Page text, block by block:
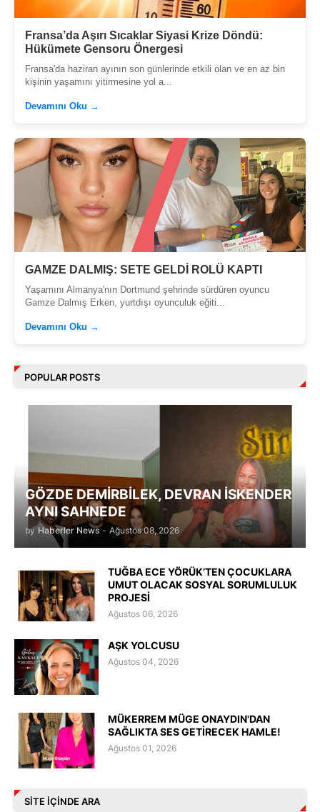
Fransa’da Aşırı Sıcaklar Siyasi Krize Döndü:
Hükümete Gensoru Önergesi
Fransa'da haziran ayının son günlerinde etkili olan ve en az bin
kişinin yaşamını yitirmesine yol a...
Devamını Oku →
GAMZE DALMIŞ: SETE GELDİ ROLÜ KAPTI
Yaşamını Almanya'nın Dortmund şehrinde sürdüren oyuncu
Gamze Dalmış Erken, yurtdışı oyunculuk eğiti...
Devamını Oku →
POPULAR POSTS
GÖZDE DEMİRBİLEK, DEVRAN İSKENDER
AYNI SAHNEDE
by Haberler News - Ağustos 08, 2026
TUĞBA ECE YÖRÜK’TEN ÇOCUKLARA
UMUT OLACAK SOSYAL SORUMLULUK
PROJESİ
Ağustos 06, 2026
AŞK YOLCUSU
Ağustos 04, 2026
MÜKERREM MÜGE ONAYDIN'DAN
SAĞLIKTA SES GETİRECEK HAMLE!
Ağustos 01, 2026
SITE IÇINDE ARA